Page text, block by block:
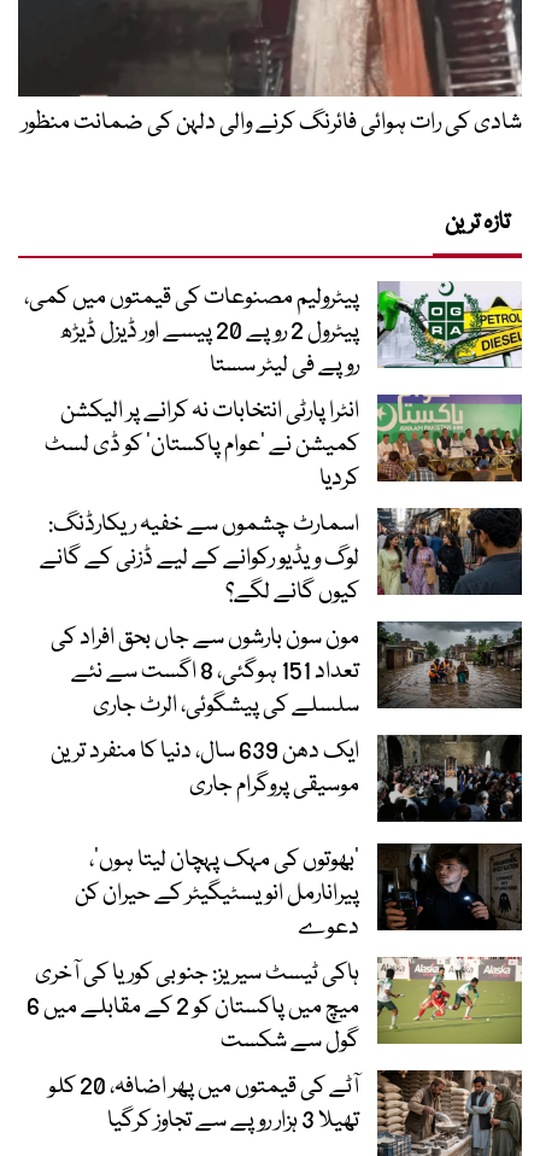
شادی کی رات ہوائی فائرنگ کرنے والی دلہن کی ضمانت منظور
تازہ ترین
پیٹرولیم مصنوعات کی قیمتوں میں کمی،
پیٹرول 2 روپے 20 پیسے اور ڈیزل ڈیڑھ
روپے فی لیٹر سستا
انٹرا پارٹی انتخابات نہ کرانے پر الیکشن
کمیشن نے ’عوام پاکستان‘ کو ڈی لسٹ
کردیا
اسمارٹ چشموں سے خفیہ ریکارڈنگ:
لوگ ویڈیو رکوانے کے لیے ڈزنی کے گانے
کیوں گانے لگے؟
مون سون بارشوں سے جاں بحق افراد کی
تعداد 151 ہوگئی، 8 اگست سے نئے
سلسلے کی پیشگوئی، الرٹ جاری
ایک دھن 639 سال، دنیا کا منفرد ترین
موسیقی پروگرام جاری
‘بھوتوں کی مہک پہچان لیتا ہوں’،
پیرانارمل انویسٹیگیٹر کے حیران کن
دعوے
ہاکی ٹیسٹ سیریز: جنوبی کوریا کی آخری
میچ میں پاکستان کو 2 کے مقابلے میں 6
گول سے شکست
آٹے کی قیمتوں میں پھر اضافہ، 20 کلو
تھیلا 3 ہزار روپے سے تجاوز کرگیا